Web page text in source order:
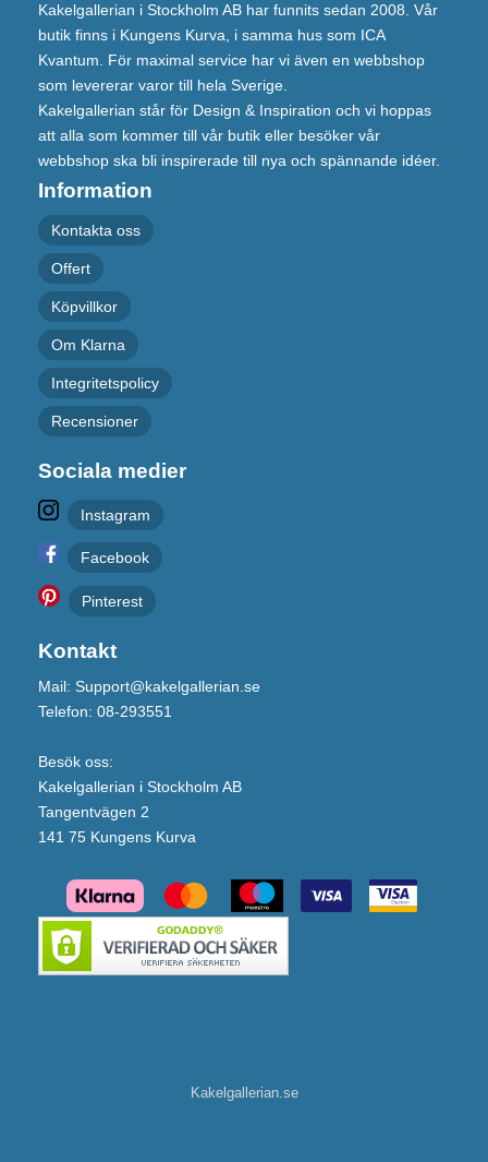
Kakelgallerian i Stockholm AB har funnits sedan 2008. Vår
butik finns i Kungens Kurva, i samma hus som ICA
Kvantum. För maximal service har vi även en webbshop
som levererar varor till hela Sverige.
Kakelgallerian står för Design & Inspiration och vi hoppas
att alla som kommer till vår butik eller besöker vår
webbshop ska bli inspirerade till nya och spännande idéer.
Information
Kontakta oss
Offert
Köpvillkor
Om Klarna
Integritetspolicy
Recensioner
Sociala medier
Instagram
Facebook
Pinterest
Kontakt
Mail: Support@kakelgallerian.se
Telefon: 08-293551
Besök oss:
Kakelgallerian i Stockholm AB
Tangentvägen 2
141 75 Kungens Kurva
Kakelgallerian.se